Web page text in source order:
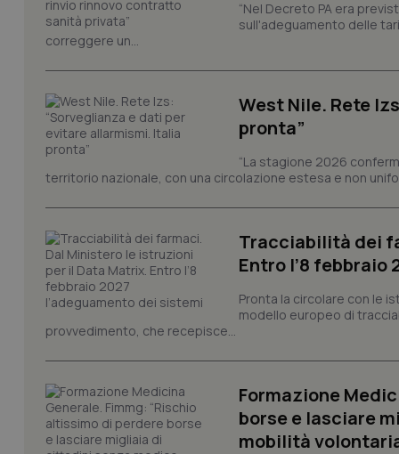
“Nel Decreto PA era
sull'adeguamento delle
correggere un...
West Nile. Rete
pronta”
“La stagione 2026
territorio nazionale, con una circolazione estesa e non
Tracciabilità dei
Entro l’8 febbraio
Pronta la circolare con le
modello europeo di
provvedimento, che recepisce...
Formazione
borse e lasciare
mobilità